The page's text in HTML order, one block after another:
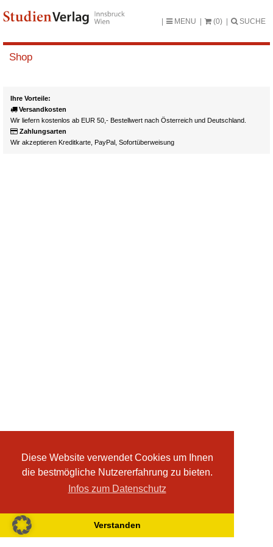
Diese Website verwendet Cookies um Ihnen
die bestmögliche Nutzererfahrung zu bieten.
Infos zum Datenschutz
Verstanden
MENU (0) SUCHE
Shop
Ihre Vorteile:
Versandkosten
Wir liefern kostenlos ab EUR 50,- Bestellwert nach Österreich und Deutschland.
Zahlungsarten
Wir akzeptieren Kreditkarte, PayPal, Sofortüberweisung